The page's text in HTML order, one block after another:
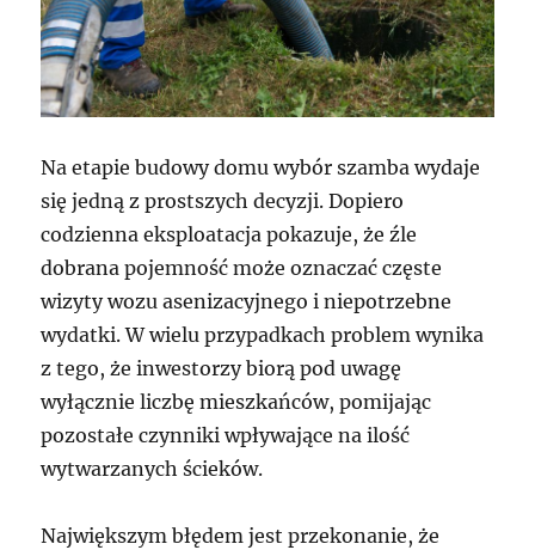
Na etapie budowy domu wybór szamba wydaje
się jedną z prostszych decyzji. Dopiero
codzienna eksploatacja pokazuje, że źle
dobrana pojemność może oznaczać częste
wizyty wozu asenizacyjnego i niepotrzebne
wydatki. W wielu przypadkach problem wynika
z tego, że inwestorzy biorą pod uwagę
wyłącznie liczbę mieszkańców, pomijając
pozostałe czynniki wpływające na ilość
wytwarzanych ścieków.
Największym błędem jest przekonanie, że